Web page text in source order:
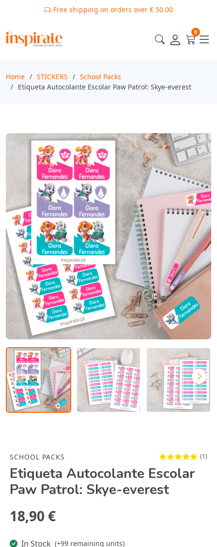
0
Home STICKERS
School Packs
Etiqueta Autocolante Escolar Paw Patrol: Skye-everest
SCHOOL PACKS (1)
Etiqueta Autocolante Escolar
Paw Patrol: Skye-everest
18,90 €
In Stock (+99 remaining units)